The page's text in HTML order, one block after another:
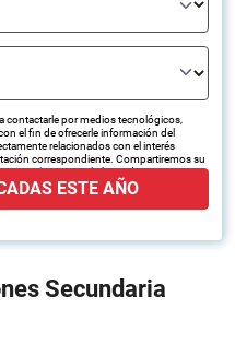
contactarle por medios tecnológicos,
el fin de ofrecerle información del
relacionados con el interés
correspondiente. Compartiremos su
y servicios de acuerdo a su petición.
ESTE AÑO
Secundaria